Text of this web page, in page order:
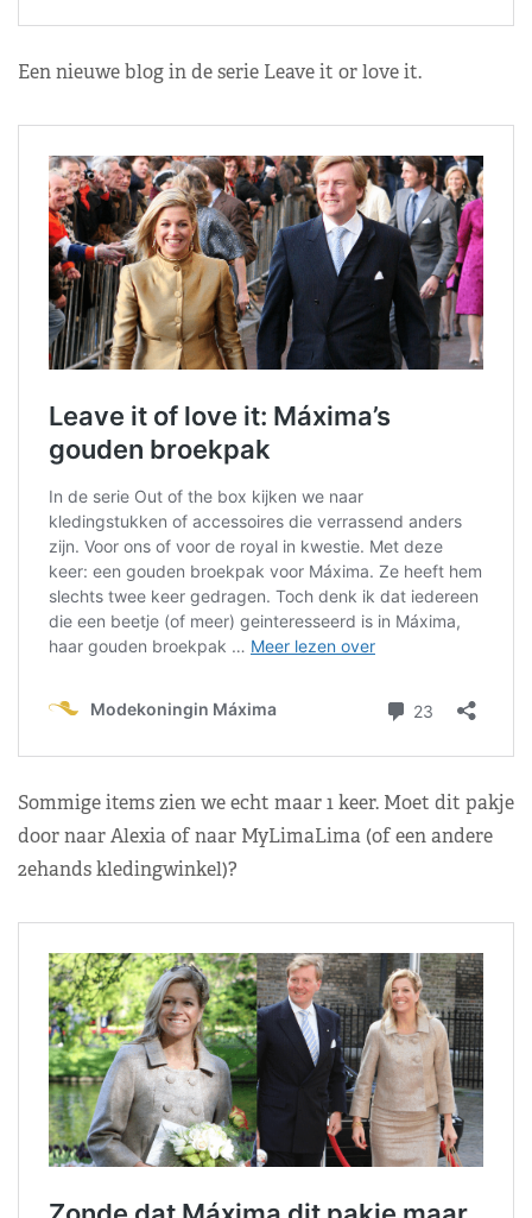
Een nieuwe blog in de serie Leave it or love it.
Sommige items zien we echt maar 1 keer. Moet dit pakje
door naar Alexia of naar MyLimaLima (of een andere
2ehands kledingwinkel)?